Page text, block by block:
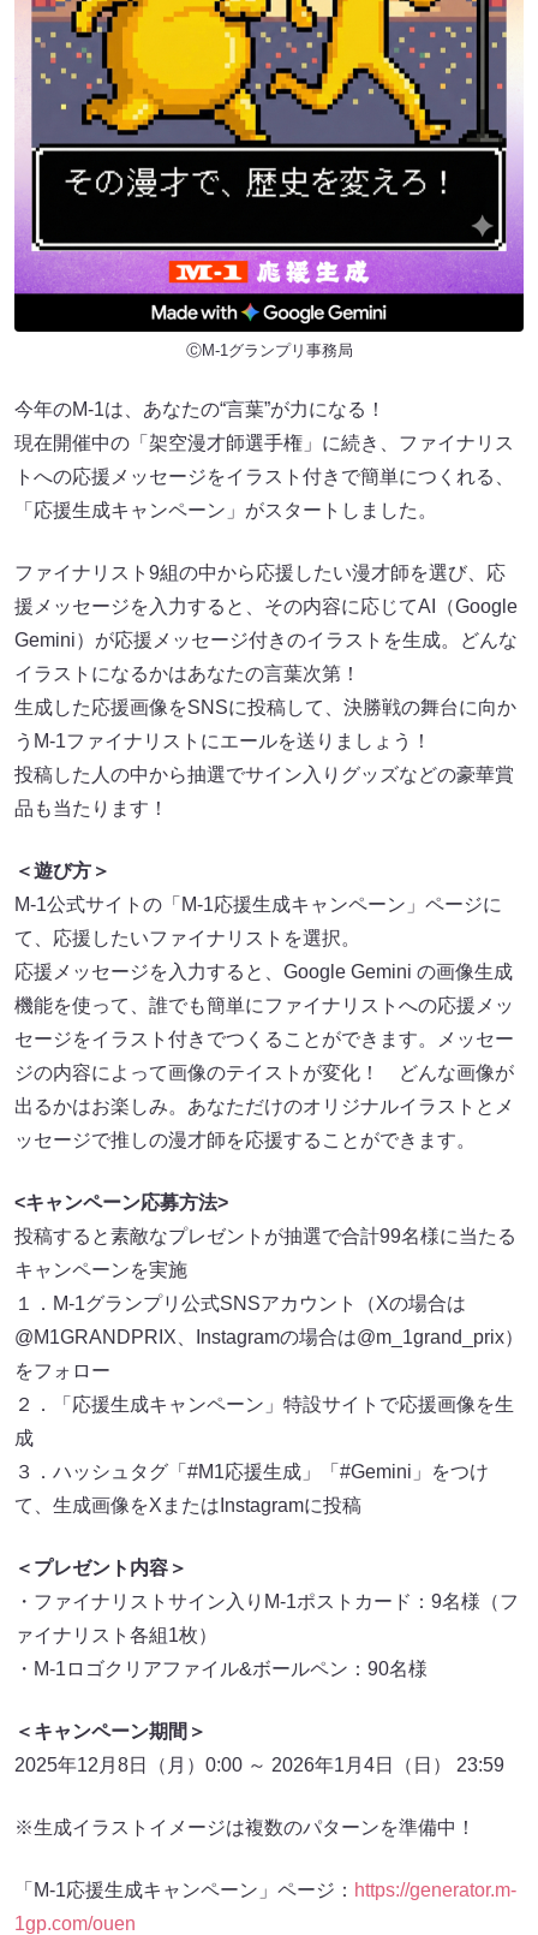
ⒸM-1グランプリ事務局
今年のM-1は、あなたの“言葉”が力になる！
現在開催中の「架空漫才師選手権」に続き、ファイナリス
トへの応援メッセージをイラスト付きで簡単につくれる、
「応援生成キャンペーン」がスタートしました。
ファイナリスト9組の中から応援したい漫才師を選び、応
援メッセージを入力すると、その内容に応じてAI（Google
Gemini）が応援メッセージ付きのイラストを生成。どんな
イラストになるかはあなたの言葉次第！
生成した応援画像をSNSに投稿して、決勝戦の舞台に向か
うM-1ファイナリストにエールを送りましょう！
投稿した人の中から抽選でサイン入りグッズなどの豪華賞
品も当たります！
＜遊び方＞
M-1公式サイトの「M-1応援生成キャンペーン」ページに
て、応援したいファイナリストを選択。
応援メッセージを入力すると、Google Gemini の画像生成
機能を使って、誰でも簡単にファイナリストへの応援メッ
セージをイラスト付きでつくることができます。メッセー
ジの内容によって画像のテイストが変化！ どんな画像が
出るかはお楽しみ。あなただけのオリジナルイラストとメ
ッセージで推しの漫才師を応援することができます。
<キャンペーン応募方法>
投稿すると素敵なプレゼントが抽選で合計99名様に当たる
キャンペーンを実施
１．M-1グランプリ公式SNSアカウント（Xの場合は
@M1GRANDPRIX、Instagramの場合は@m_1grand_prix）
をフォロー
２．「応援生成キャンペーン」特設サイトで応援画像を生
成
３．ハッシュタグ「#M1応援生成」「#Gemini」をつけ
て、生成画像をXまたはInstagramに投稿
＜プレゼント内容＞
・ファイナリストサイン入りM-1ポストカード：9名様（フ
ァイナリスト各組1枚）
・M-1ロゴクリアファイル&ボールペン：90名様
＜キャンペーン期間＞
2025年12月8日（月）0:00 ～ 2026年1月4日（日） 23:59
※生成イラストイメージは複数のパターンを準備中！
「M-1応援生成キャンペーン」ページ： https://generator.m-
1gp.com/ouen